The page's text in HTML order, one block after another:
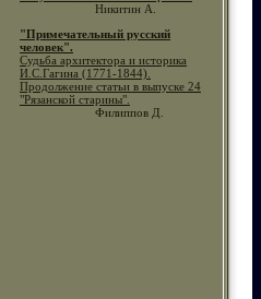
Никитин А.
"Примечательный русский
человек".
Судьба архитектора и историка
И.С.Гагина (1771-1844).
Продолжение статьи в выпуске 24
"Рязанской старины".
Филиппов Д.